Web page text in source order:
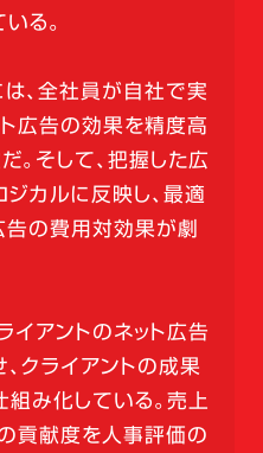
る。
、全社員が自社で実
広告の効果を精度高
。そして、把握した広
カルに反映し、最適
告の費用対効果が劇
イアントのネット広告
クライアントの成果
組み化している。売上
貢献度を人事評価の